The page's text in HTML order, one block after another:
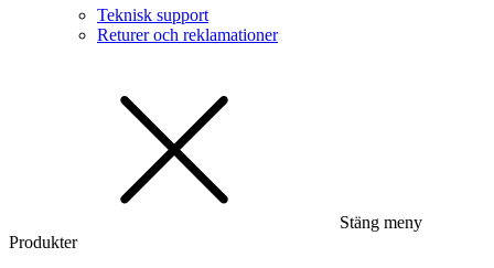
Teknisk support
Returer och reklamationer
Stäng meny
Produkter